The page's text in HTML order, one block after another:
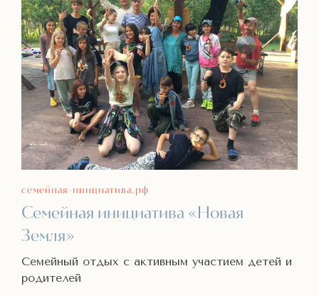
семейная-инициатива.рф
Семейная инициатива «Новая
Земля»
Семейный отдых с активным участием детей и
родителей